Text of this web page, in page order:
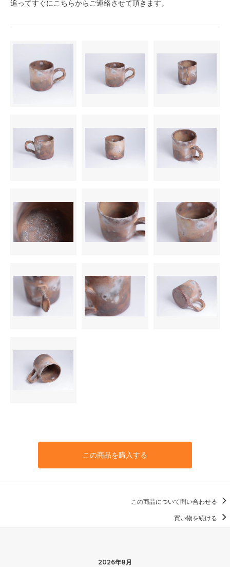
追ってすぐにこちらからご連絡させて頂きます。
この商品を購入する
この商品について問い合わせる
買い物を続ける
2026年8月